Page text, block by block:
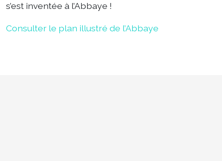
s’est inventée à l’Abbaye !
Consulter le plan illustré de l’Abbaye